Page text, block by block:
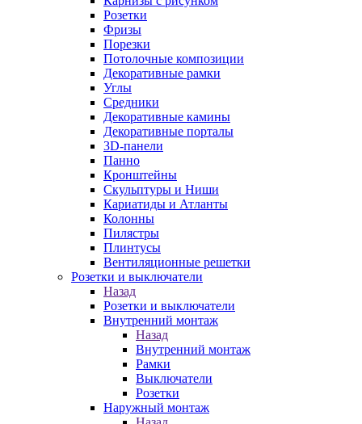
Розетки
Фризы
Порезки
Потолочные композиции
Декоративные рамки
Углы
Средники
Декоративные камины
Декоративные порталы
3D-панели
Панно
Кронштейны
Скульптуры и Ниши
Кариатиды и Атланты
Колонны
Пилястры
Плинтусы
Вентиляционные решетки
Розетки и выключатели
Назад
Розетки и выключатели
Внутренний монтаж
Назад
Внутренний монтаж
Рамки
Выключатели
Розетки
Наружный монтаж